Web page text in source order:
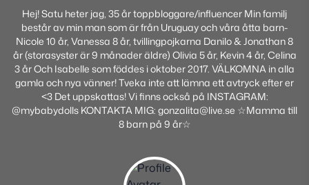
Hej! Satu heter jag, 35 år toppbloggare/influencer Min familj
består av min man som är från Uruguay och våra åtta barn-
Nicole 10 år, Vanessa 8 år, tvillingpojkarna Danilo & Jonathan 8
år (storasyster är 9 månader äldre) Olivia 5 år, Kevin 4 år, Celina
3 år Och Isabelle som föddes i oktober 2017. VÄLKOMNA in alla
gamla och nya vänner! Tveka inte att lämna ett avtryck efter er
<3 Det uppskattas! Vi finns också på INSTAGRAM:
@mybabydolls KONTAKTA MIG: gonzalita@live.se ☆Mamma till
8 barn på 9 år☆